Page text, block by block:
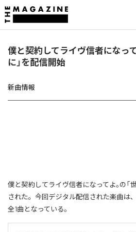
僕と契約してライヴ信者になっ
に」を配信開始
新曲情報
僕と契約してライヴ信者になってよ｡の「
された。今回デジタル配信された楽曲は
全1曲となっている。